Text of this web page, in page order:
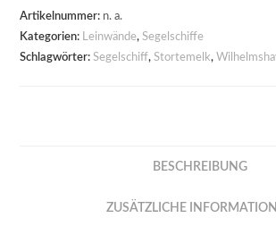
Artikelnummer: n. a.
Kategorien: Leinwände,Segelschiffe
Schlagwörter:Segelschiff,Stortemelk,
BESCHREIBUNG
ZUSÄTZLICHE